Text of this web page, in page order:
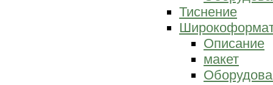
Тиснение
Описание
макет